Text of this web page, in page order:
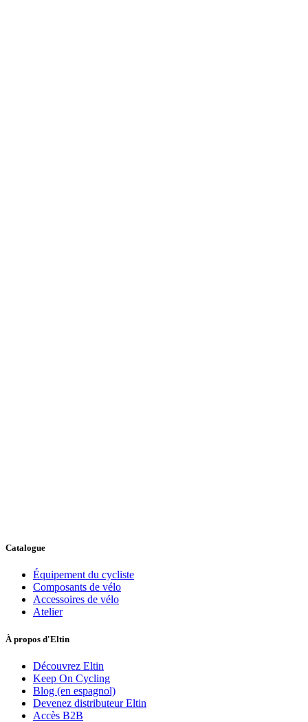
Catalogue
Équipement du cycliste
Composants de vélo
Accessoires de vélo
Atelier
À propos d'Eltin
Découvrez Eltin
Keep On Cycling
Blog (en espagnol)
Devenez distributeur Eltin
Accès B2B